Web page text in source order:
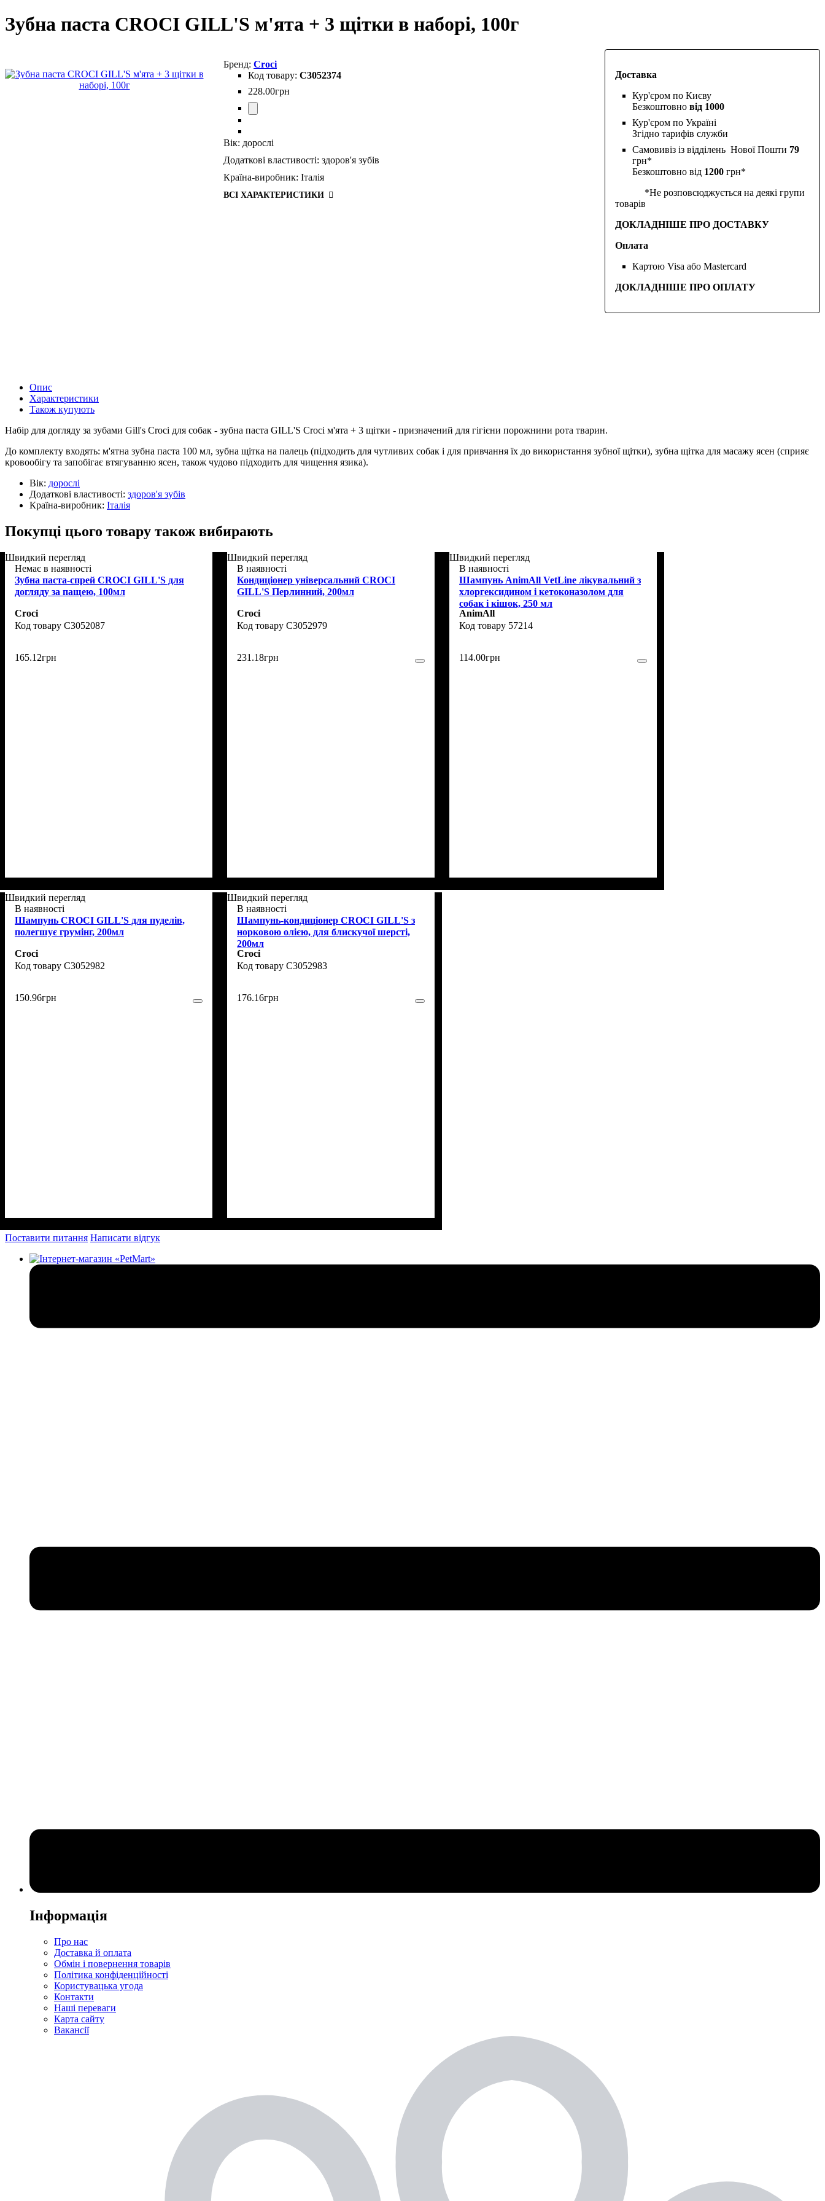
Зубна паста CROCI GILL'S м'ята + 3 щітки в наборі, 100г
Доставка
Кур'єром по Києву
Безкоштовно від 1000
Кур'єром по Україні
Згідно тарифів служби
Самовивіз із відділень Нової Пошти 79
грн*
Безкоштовно від 1200 грн*
*Не розповсюджується на деякі групи
товарів
ДОКЛАДНІШЕ ПРО ДОСТАВКУ
Оплата
Картою Visa або Mastercard
ДОКЛАДНІШЕ ПРО ОПЛАТУ
Croci
C3052374
228.00грн
Вік: дорослі
Додаткові властивості: здоров'я зубів
Країна-виробник: Італія
ВСІ ХАРАКТЕРИСТИКИ
Опис
Характеристики
Також купують
Набір для догляду за зубами Gill's Croci для собак - зубна паста GILL'S Croci м'ята + 3 щітки - призначений для гігієни порожнини рота тварин.
До комплекту входять: м'ятна зубна паста 100 мл, зубна щітка на палець (підходить для чутливих собак і для привчання їх до використання зубної щітки), зубна щітка для масажу ясен (сприяє
кровообігу та запобігає втягуванню ясен, також чудово підходить для чищення язика).
Вік: дорослі
Додаткові властивості: здоров'я зубів
Країна-виробник: Італія
Покупці цього товару також вибирають
Швидкий перегляд
Немає в наявності
Зубна паста-спрей CROCI GILL'S для
догляду за пащею, 100мл
Croci
C3052087
165.12грн
Швидкий перегляд
В наявності
Кондиціонер універсальний CROCI
GILL'S Перлинний, 200мл
Croci
C3052979
231 .18грн
Швидкий перегляд
В наявності
Шампунь AnimAll VetLine лікувальний з
хлоргексидином і кетоконазолом для
собак і кішок, 250 мл
AnimAll
57214
114.00грн
Швидкий перегляд
В наявності
Шампунь CROCI GILL'S для пуделів,
полегшує грумінг, 200мл
Croci
C3052982
150.96грн
Швидкий перегляд
В наявності
Шампунь-кондиціонер CROCI GILL'S з
норковою олією, для блискучої шерсті,
200мл
Croci
C3052983
176.16грн
Поставити питання Написати відгук
Інформація
Про нас
Доставка й оплата
Обмін і повернення товарів
Політика конфіденційності
Користувацька угода
Контакти
Наші переваги
Карта сайту
Вакансії